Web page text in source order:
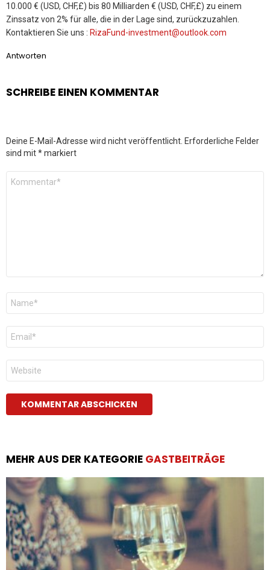
10.000 € (USD, CHF,£) bis 80 Milliarden € (USD, CHF,£) zu einem
Zinssatz von 2% für alle, die in der Lage sind, zurückzuzahlen.
Kontaktieren Sie uns : RizaFund-investment@outlook.com
Antworten
SCHREIBE EINEN KOMMENTAR
Deine E-Mail-Adresse wird nicht veröffentlicht. Erforderliche Felder
sind mit*markiert
Kommentar
Name
E-
Mail
*
Website
MEHR AUS DER KATEGORIE GASTBEITRÄGE